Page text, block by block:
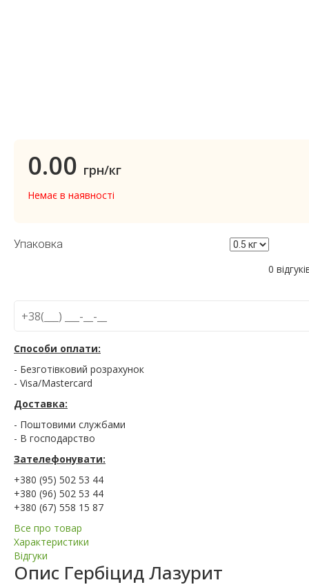
0.00 грн/кг
Немає в наявності
Упаковка
0
Способи оплати:
- Безготівковий розрахунок
- Visa/Mastercard
Доставка:
- Поштовими службами
- В господарство
Зателефонувати:
+380 (95) 502 53 44
+380 (96) 502 53 44
+380 (67) 558 15 87
Все про товар
Характеристики
Відгуки
Опис Гербіцид Лазурит